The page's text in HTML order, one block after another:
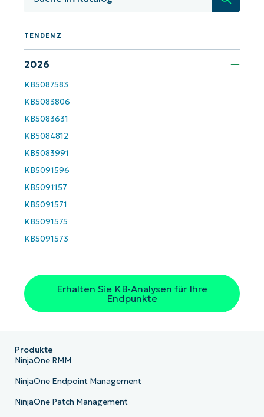
TENDENZ
2026
KB5087583
KB5083806
KB5083631
KB5084812
KB5083991
KB5091596
KB5091157
KB5091571
KB5091575
KB5091573
Erhalten Sie KB-Analysen für Ihre
Endpunkte
KB-Analysen!
First
last
name*
Business
email*
Phone
number*
Land
name*
Produkte
NinjaOne RMM
NinjaOne Endpoint Management
NinjaOne Patch Management